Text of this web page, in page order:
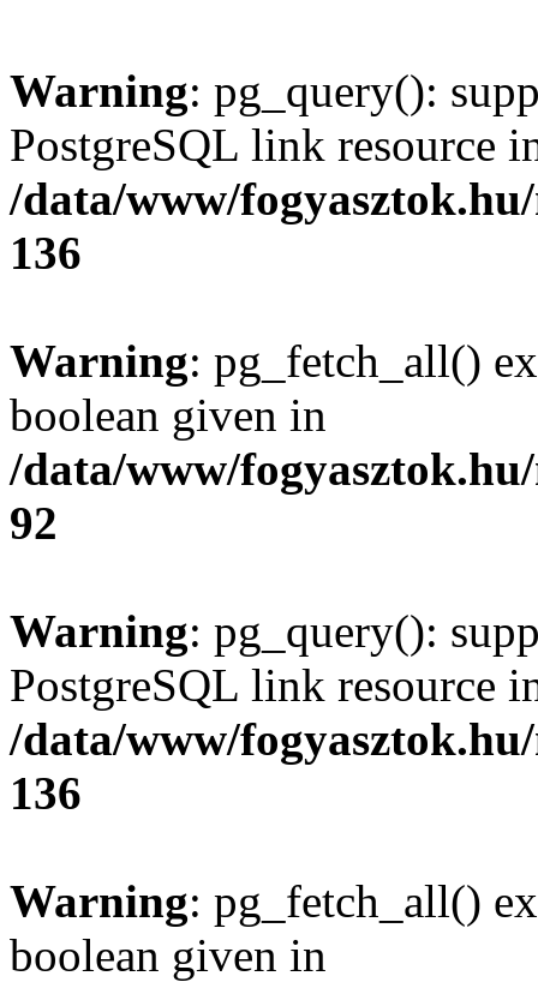
Warning: pg_query():
PostgreSQL link resource
/data/www/
136
Warning: pg_fetch_all()
boolean given in
/data/www/
92
Warning: pg_query():
PostgreSQL link resource
/data/www/
136
Warning: pg_fetch_all()
boolean given in